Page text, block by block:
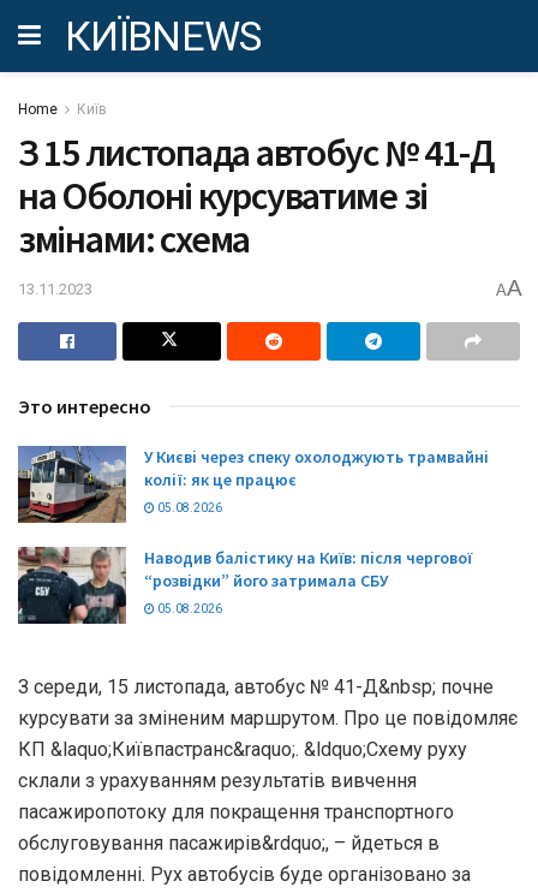
КИЇВNEWS
Home Київ
З 15 листопада автобус № 41-Д
на Оболоні курсуватиме зі
змінами: схема
13.11.2023 AA
Это интересно
У Києві через спеку охолоджують трамвайні
колії: як це працює
05.08.2026
Наводив балістику на Київ: після чергової
“розвідки” його затримала СБУ
05.08.2026
З середи, 15 листопада, автобус № 41-Д&nbsp; почне
курсувати за зміненим маршрутом. Про це повідомляє
КП &laquo;Київпастранс&raquo;. &ldquo;Схему руху
склали з урахуванням результатів вивчення
пасажиропотоку для покращення транспортного
обслуговування пасажирів&rdquo;, – йдеться в
повідомленні. Рух автобусів буде організовано за